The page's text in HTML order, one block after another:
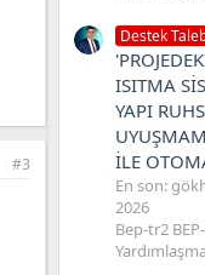
#3
Destek
ISITMA
YAPI
İLE
En son:
2026
Bep-tr2